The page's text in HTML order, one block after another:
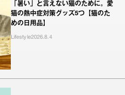
「暑い」と言えない猫のために。愛
猫の熱中症対策グッズ5つ【猫のた
めの日用品】
Lifestyle2026.8.4